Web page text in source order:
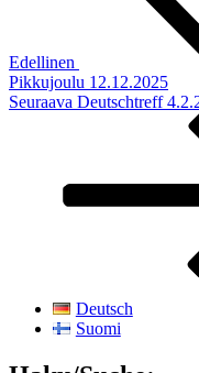
Edellinen
Pikkujoulu 12.12.2025
Seuraava
Seuraava Deutschtreff
Deutsch
Suomi